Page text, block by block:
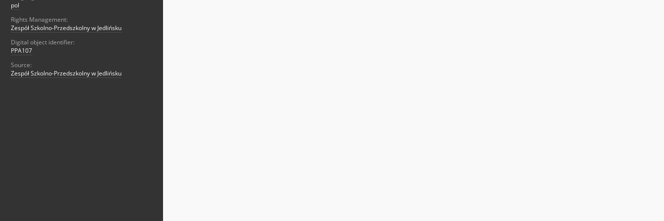
pol
Rights Management:
Zespół Szkolno-Przedszkolny w Jedlińsku
Digital object identifier:
PPA107
Source:
Zespół Szkolno-Przedszkolny w Jedlińsku